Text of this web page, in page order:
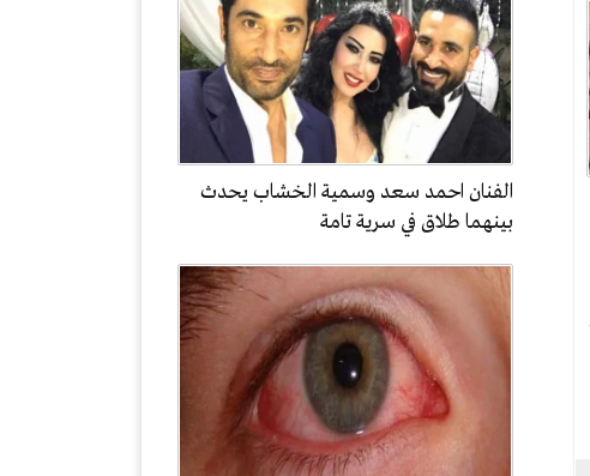
الفنان احمد سعد وسمية الخشاب يحدث
بينهما طلاق في سرية تامة